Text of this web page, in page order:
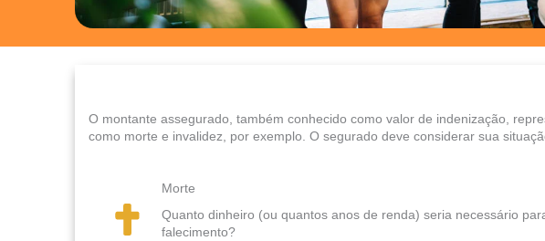
O montante assegurado, também conhecido como valor de indenização,
como morte e invalidez, por exemplo. O segurado deve considerar sua
Morte
Quanto dinheiro (ou quantos anos de renda) seria necessário
falecimento?